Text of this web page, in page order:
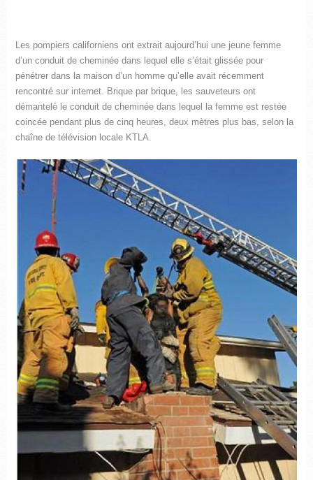
Les pompiers californiens ont extrait aujourd’hui une jeune femme
d’un conduit de cheminée dans lequel elle s’était glissée pour
pénétrer dans la maison d’un homme qu’elle avait récemment
rencontré sur internet. Brique par brique, les sauveteurs ont
démantelé le conduit de cheminée dans lequel la femme est restée
coincée pendant plus de cinq heures, deux mètres plus bas, selon la
chaîne de télévision locale KTLA.